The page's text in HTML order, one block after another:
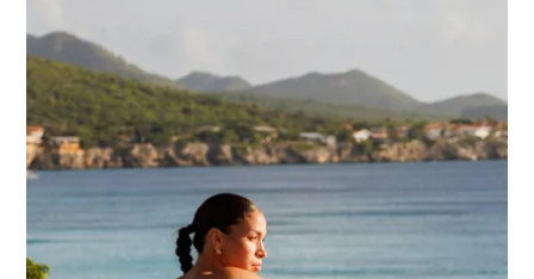
Naturaleza
parques
Operadores
de
buceo
otro
Playas